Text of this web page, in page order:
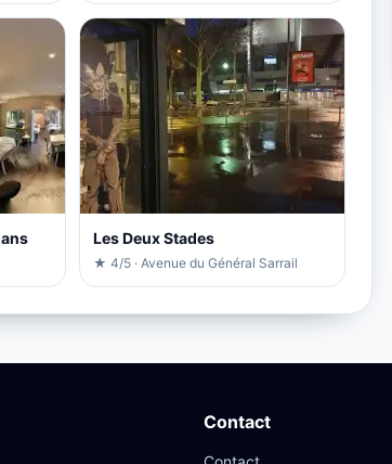
Les Deux Stades
★ 4/5 · Avenue du Général Sarrail
Contact